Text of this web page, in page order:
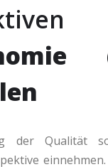
der Qualität